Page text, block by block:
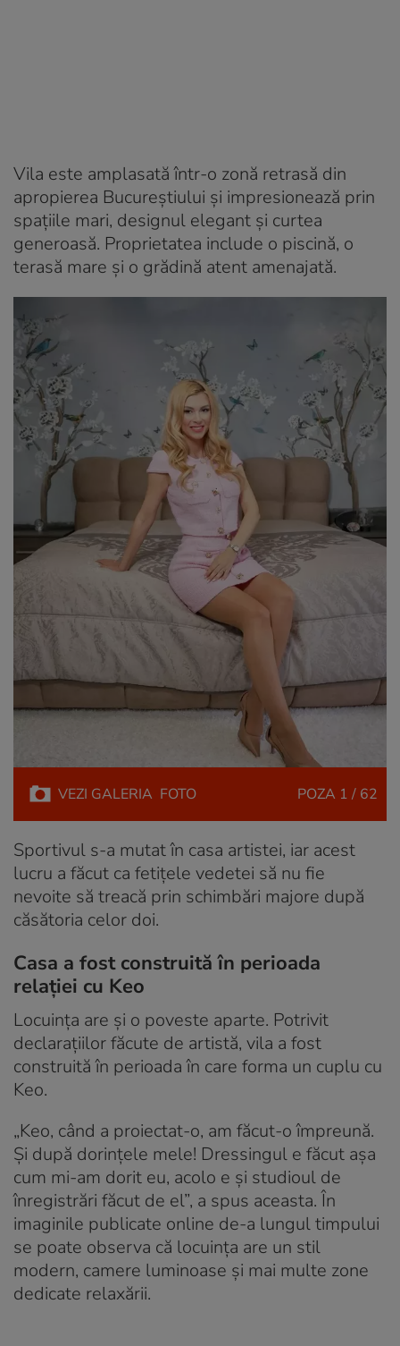
Vila este amplasată într-o zonă retrasă din
apropierea Bucureștiului și impresionează prin
spațiile mari, designul elegant și curtea
generoasă. Proprietatea include o piscină, o
terasă mare și o grădină atent amenajată.
VEZI GALERIA FOTO POZA 1 / 62
Sportivul s-a mutat în casa artistei, iar acest
lucru a făcut ca fetițele vedetei să nu fie
nevoite să treacă prin schimbări majore după
căsătoria celor doi.
Casa a fost construită în perioada
relației cu Keo
Locuința are și o poveste aparte. Potrivit
declarațiilor făcute de artistă, vila a fost
construită în perioada în care forma un cuplu cu
Keo.
„Keo, când a proiectat-o, am făcut-o împreună.
Și după dorințele mele! Dressingul e făcut așa
cum mi-am dorit eu, acolo e și studioul de
înregistrări făcut de el”, a spus aceasta. În
imaginile publicate online de-a lungul timpului
se poate observa că locuința are un stil
modern, camere luminoase și mai multe zone
dedicate relaxării.